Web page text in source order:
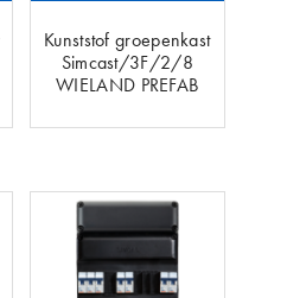
Kunststof groepenkast
Simcast/3F/2/8
WIELAND PREFAB